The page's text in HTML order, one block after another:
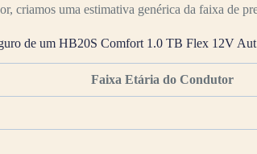
criamos uma estimativa genérica da faixa de
de um HB20S Comfort 1.0 TB Flex 12V
Faixa Etária do Condutor